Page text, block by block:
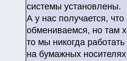
системы установлены.
А у нас получается,
обмениваемся, но там
то мы никогда
на бумажных